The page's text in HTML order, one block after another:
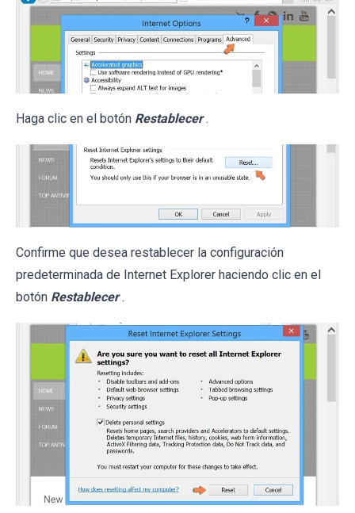
Haga clic en el botón Restablecer .
Confirme que desea restablecer la configuración
predeterminada de Internet Explorer haciendo clic en el
botón Restablecer .